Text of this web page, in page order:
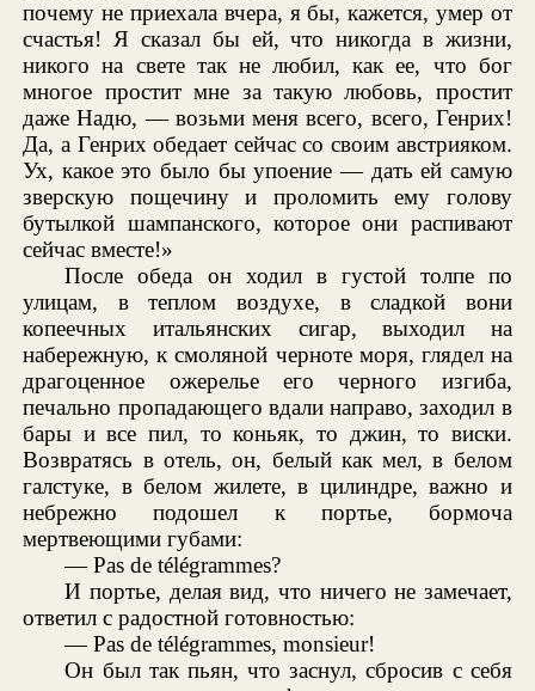
почему не приехала вчера, я бы, кажется, умер от
счастья! Я сказал бы ей, что никогда в жизни,
никого на свете так не любил, как ее, что бог
многое простит мне за такую любовь, простит
даже Надю, — возьми меня всего, всего, Генрих!
Да, а Генрих обедает сейчас со своим австрияком.
Ух, какое это было бы упоение — дать ей самую
зверскую пощечину и проломить ему голову
бутылкой шампанского, которое они распивают
сейчас вместе!»
После обеда он ходил в густой толпе по
улицам, в теплом воздухе, в сладкой вони
копеечных итальянских сигар, выходил на
набережную, к смоляной черноте моря, глядел на
драгоценное ожерелье его черного изгиба,
печально пропадающего вдали направо, заходил в
бары и все пил, то коньяк, то джин, то виски.
Возвратясь в отель, он, белый как мел, в белом
галстуке, в белом жилете, в цилиндре, важно и
небрежно подошел к портье, бормоча
мертвеющими губами:
— Pas de télégrammes?
И портье, делая вид, что ничего не замечает,
ответил с радостной готовностью:
— Pas de télégrammes, monsieur!
Он был так пьян, что заснул, сбросив с себя